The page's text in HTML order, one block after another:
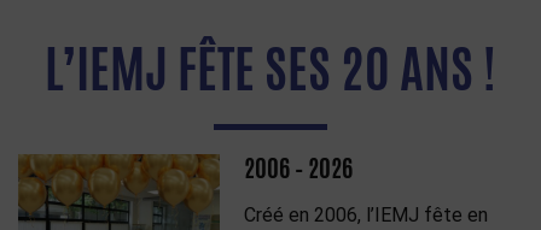
L’IEMJ FÊTE SES 20 ANS !
2006 – 2026
Créé en 2006, l’IEMJ fête en